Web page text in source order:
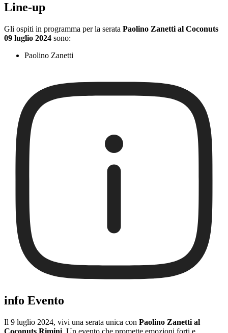
Line-up
Gli ospiti in programma per la serata Paolino Zanetti al Coconuts
09 luglio 2024 sono:
Paolino Zanetti
info Evento
Il 9 luglio 2024, vivi una serata unica con Paolino Zanetti al
Coconuts Rimini. Un evento che promette emozioni forti e